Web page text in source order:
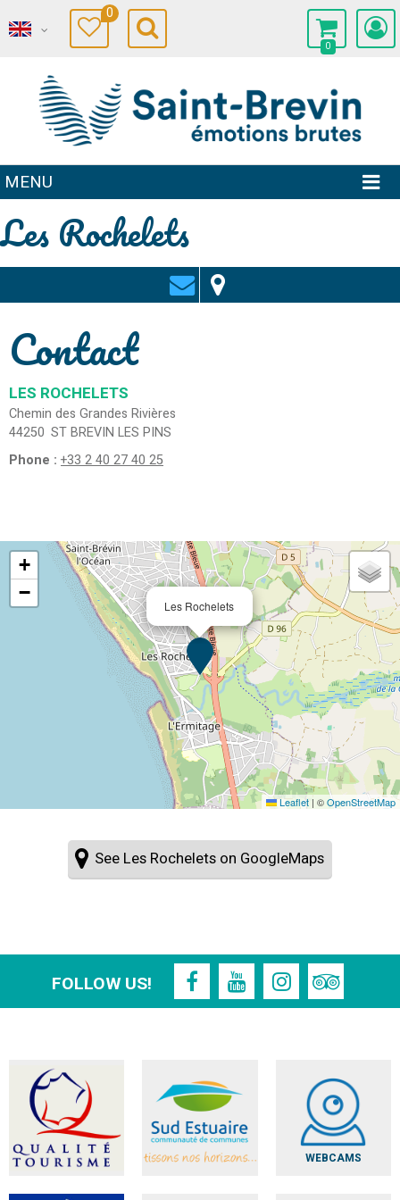
0
0
MENU
Les Rochelets
Contact
LES ROCHELETS
Chemin des Grandes Rivières
44250 ST BREVIN LES PINS
Phone : +33 2 40 27 40 25
Les Rochelets
+
−
Leaflet | ©OpenStreetMap
See Les Rochelets on GoogleMaps
FOLLOW US!
WEBCAMS